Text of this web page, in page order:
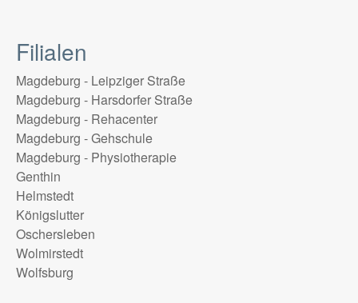
Filialen
Magdeburg - Leipziger Straße
Magdeburg - Harsdorfer Straße
Magdeburg - Rehacenter
Magdeburg - Gehschule
Magdeburg - Physiotherapie
Genthin
Helmstedt
Königslutter
Oschersleben
Wolmirstedt
Wolfsburg